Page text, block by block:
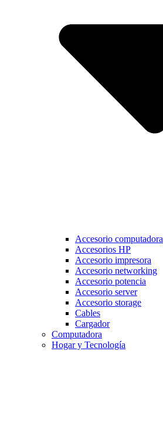
Accesorio computadora
Accesorios HP
Accesorio impresora
Accesorio networking
Accesorio potencia
Accesorio server
Accesorio storage
Cables
Cargador
Computadora
Hogar y Tecnología